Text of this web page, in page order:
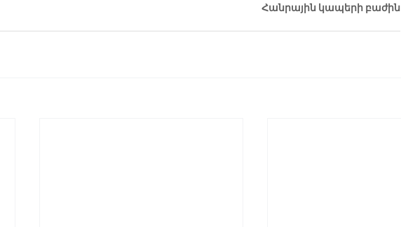
Հանրային կապերի բաժին